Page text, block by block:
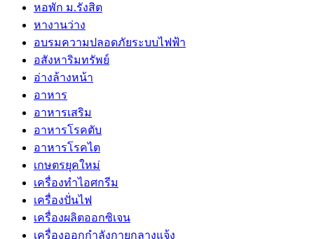
หอพัก ม.รังสิต
หางานว่าง
อบรมความปลอดภัยระบบไฟฟ้า
อสังหาริมทรัพย์
อ่างล้างหน้า
อาหาร
อาหารเสริม
อาหารโรคตับ
อาหารโรคไต
เกษตรยุคใหม่
เครื่องทำไอศกรีม
เครื่องปั่นไฟ
เครื่องผลิตออกซิเจน
เครื่องออกกำลังกายกลางแจ้ง